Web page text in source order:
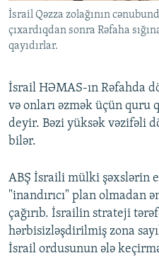
İsrail Qəzza zolağının
çıxardıqdan sonra Rəfaha
qayıdırlar.
İsrail HƏMAS-ın Rəfahda
və onları əzmək üçün quru
deyir. Bəzi yüksək vəzifəli
bilər.
ABŞ İsraili mülki şəxslərin
"inandırıcı" plan olmadan
çağırıb. İsrailin strateji
hərbisizləşdirilmiş zona
İsrail ordusunun ələ